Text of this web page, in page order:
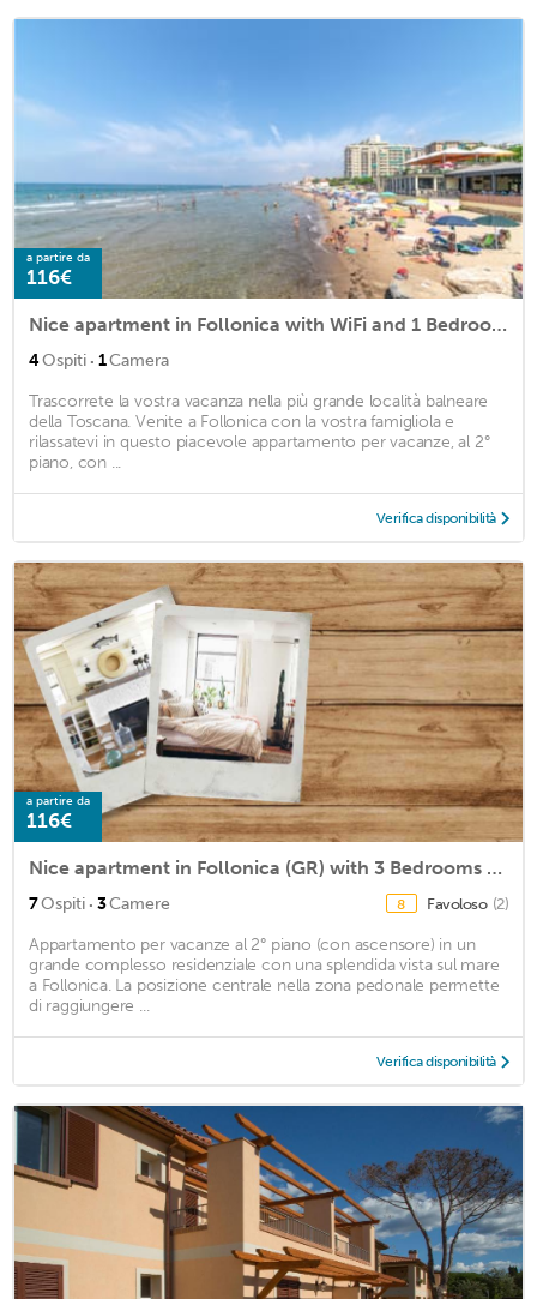
a partire da
116€
Nice apartment in Follonica with WiFi and 1 Bedrooms
4Ospiti · 1Camera
Trascorrete la vostra vacanza nella più grande località balneare
della Toscana. Venite a Follonica con la vostra famigliola e
rilassatevi in questo piacevole appartamento per vacanze, al 2°
piano, con ...
Verifica disponibilità
a partire da
116€
Nice apartment in Follonica (GR) with 3 Bedrooms and WiFi
7Ospiti · 3Camere 8 Favoloso (2)
Appartamento per vacanze al 2° piano (con ascensore) in un
grande complesso residenziale con una splendida vista sul mare
a Follonica. La posizione centrale nella zona pedonale permette
di raggiungere ...
Verifica disponibilità